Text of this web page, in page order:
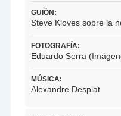
GUIÓN:
Steve Kloves sobre la
FOTOGRAFÍA:
Eduardo Serra
MÚSICA:
Alexandre Desplat